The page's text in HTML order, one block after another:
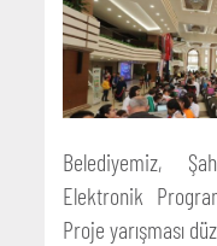
Belediyemiz,
Elektronik
Proje yarışması